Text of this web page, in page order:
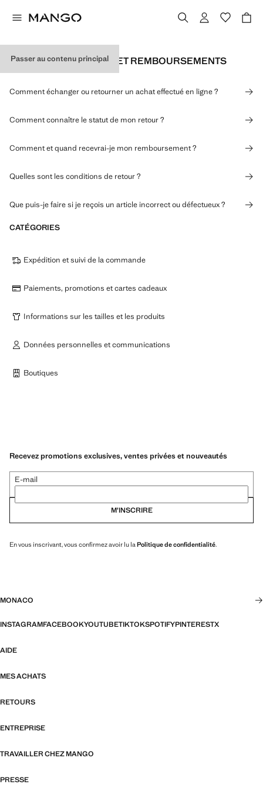
Passer au contenu principal
RETOURS, ÉCHANGES ET REMBOURSEMENTS
Comment échanger ou retourner un achat effectué en ligne ?
Comment connaître le statut de mon retour ?
Comment et quand recevrai-je mon remboursement ?
Quelles sont les conditions de retour ?
Que puis-je faire si je reçois un article incorrect ou défectueux ?
CATÉGORIES
Expédition et suivi de la commande
Paiements, promotions et cartes cadeaux
Informations sur les tailles et les produits
Données personnelles et communications
Boutiques
Recevez promotions exclusives, ventes privées et nouveautés
E-mail
M’INSCRIRE
En vous inscrivant, vous confirmez avoir lu la Politique de confidentialité.
MONACO
INSTAGRAMFACEBOOKYOUTUBETIKTOKSPOTIFYPINTERESTX
AIDE
MES ACHATS
RETOURS
ENTREPRISE
TRAVAILLER CHEZ MANGO
PRESSE